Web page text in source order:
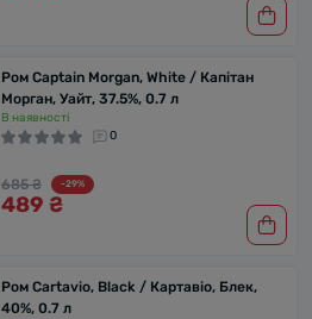
Ром Captain Morgan, White / Капітан
Морган, Уайт, 37.5%, 0.7 л
В наявності
0
685 ₴ -29%
489 ₴
Ром Cartavio, Black / Картавіо, Блек,
40%, 0.7 л